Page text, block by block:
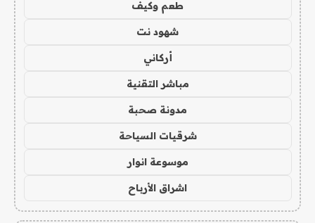
طعم وكيف
شهود نت
أركاني
مباشر التقنية
مدونة صحبة
شرقيات السياحة
موسوعة انوار
اشراق الأرباح